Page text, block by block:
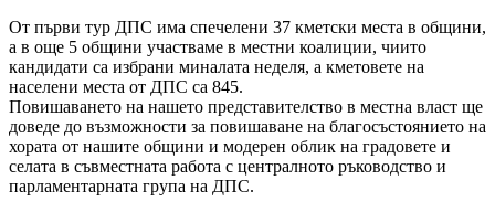
От първи тур ДПС има спечелени 37 кметски места в общини,
а в още 5 общини участваме в местни коалиции, чиито
кандидати са избрани миналата неделя, а кметовете на
населени места от ДПС са 845.
Повишаването на нашето представителство в местна власт ще
доведе до възможности за повишаване на благосъстоянието на
хората от нашите общини и модерен облик на градовете и
селата в съвместната работа с централното ръководство и
парламентарната група на ДПС.